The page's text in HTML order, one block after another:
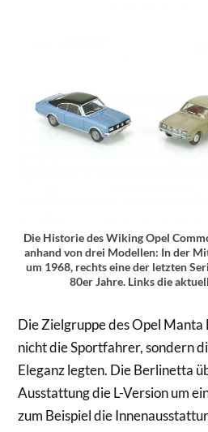
Die Historie des Wiking Opel
anhand von drei Modellen: In der
um 1968, rechts eine der letzten
80er Jahre. Links die
Die Zielgruppe des Opel
nicht die Sportfahrer, sondern
Eleganz legten. Die Berlinetta
Ausstattung die L-Version um
zum Beispiel die